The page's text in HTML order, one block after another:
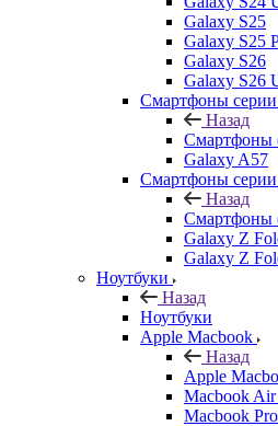
Galaxy S25
Galaxy S25
Galaxy S26
Galaxy S26
Смартфоны
Назад
Смартфоны
Galaxy A57
Смартфоны
Назад
Смартфоны
Galaxy Z
Galaxy Z
Ноутбуки
Назад
Ноутбуки
Apple Macbook
Назад
Apple
Macbook Air
Macbook